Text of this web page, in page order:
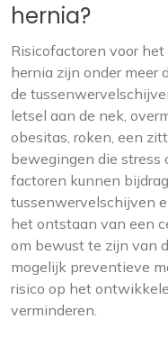
hernia?
Risicofactoren voor
hernia zijn onder meer
de
letsel aan de nek,
obesitas, roken, een
bewegingen die stress
factoren kunnen
tussenwervelschijven
het ontstaan van een
om bewust te zijn van
mogelijk preventieve
risico op het
verminderen.